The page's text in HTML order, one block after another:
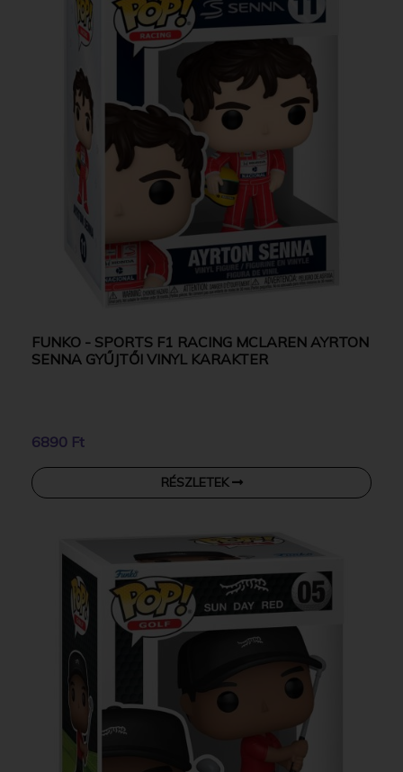
FUNKO - SPORTS F1 RACING MCLAREN AYRTON
SENNA GYŰJTŐI VINYL KARAKTER
6890 Ft
RÉSZLETEK